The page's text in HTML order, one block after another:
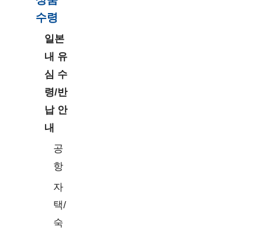
수령
일본
내 유
심 수
령/반
납 안
내
공
항
자
택/
숙